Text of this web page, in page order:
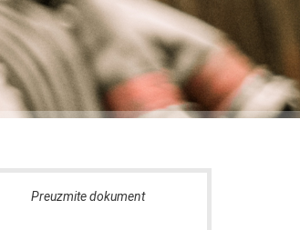
Preuzmite dokument